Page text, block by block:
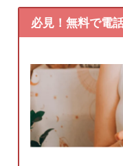
必見！無料で電